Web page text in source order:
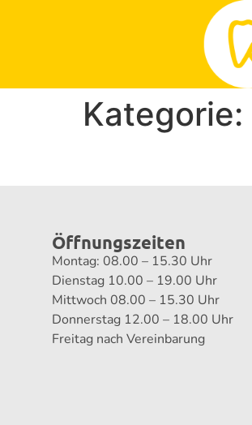
Kategorie:
Öffnungszeiten
Montag: 08.00 – 15.30 Uhr
Dienstag 10.00 – 19.00 Uhr
Mittwoch 08.00 – 15.30 Uhr
Donnerstag 12.00 – 18.00 Uhr
Freitag nach Vereinbarung